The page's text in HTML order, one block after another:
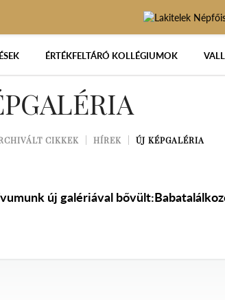
ÉRTÉKFELTÁRÓ KOLLÉGIUMOK
CIKKEK HÍREK ÚJ KÉPGALÉRIA
új galériával